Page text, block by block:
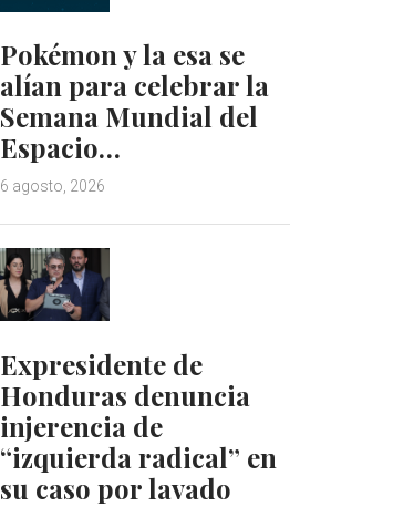
Pokémon y la esa se
alían para celebrar la
Semana Mundial del
Espacio…
6 agosto, 2026
Expresidente de
Honduras denuncia
injerencia de
“izquierda radical” en
su caso por lavado